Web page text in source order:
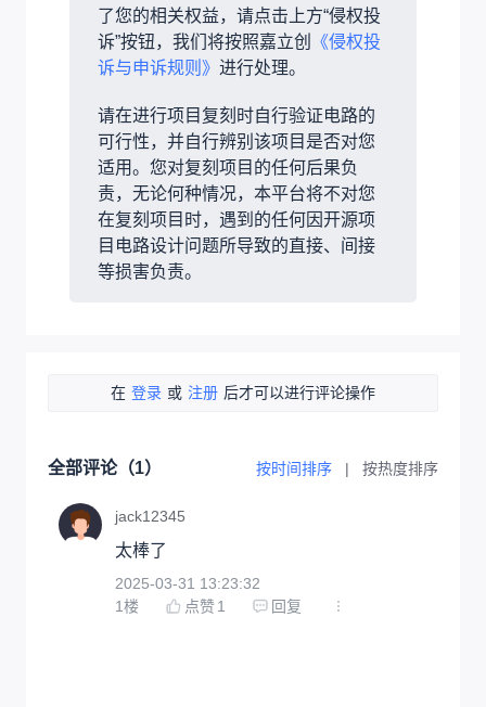
了您的相关权益，请点击上方“侵权投
诉”按钮，我们将按照嘉立创
《侵权投
诉与申诉规则》 进行处理。
请在进行项目复刻时自行验证电路的
可行性，并自行辨别该项目是否对您
适用。您对复刻项目的任何后果负
责，无论何种情况，本平台将不对您
在复刻项目时，遇到的任何因开源项
目电路设计问题所导致的直接、间接
等损害负责。
在 登录 或 注册 后才可以进行评论操作
全部评论（1） 按时间排序 | 按热度排序
jack12345
太棒了
2025-03-31 13:23:32
1楼 点赞 1 回复